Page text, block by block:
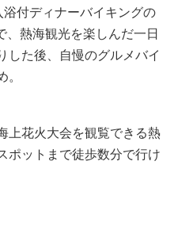
付ディナーバイキングの
、熱海観光を楽しんだ一日
した後、自慢のグルメバイ
上花火大会を観覧できる熱
ポットまで徒歩数分で行け